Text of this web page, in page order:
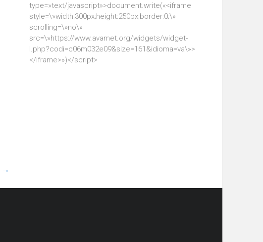
→
type=»text/javascript»>document.write(«<iframe
style=\»width:300px;height:250px;border:0;\»
scrolling=\»no\»
src=\»https://www.avamet.org/widgets/widget-
l.php?codi=c06m032e09&size=161&idioma=va\»>
</iframe>»)</script>